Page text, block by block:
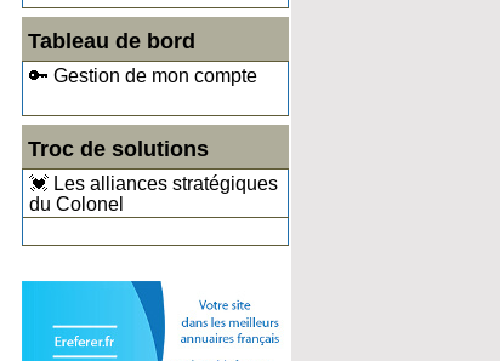
Tableau de bord
🔑 Gestion de mon compte
Troc de solutions
💓 Les alliances stratégiques
du Colonel